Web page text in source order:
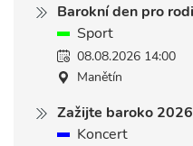
Barokní den pro
Sport
08.08.2026 14:00
Manětín
Zažijte baroko 2026
Koncert